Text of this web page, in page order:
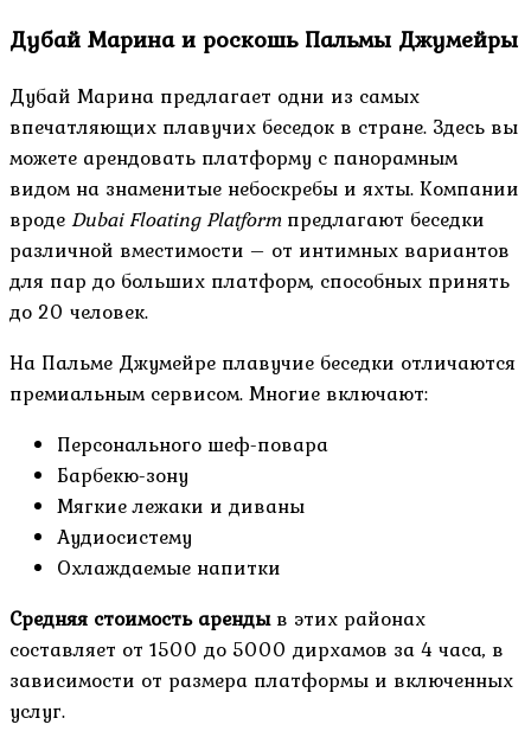
Дубай Марина и роскошь Пальмы Джумейры
Дубай Марина предлагает одни из самых
впечатляющих плавучих беседок в стране. Здесь вы
можете арендовать платформу с панорамным
видом на знаменитые небоскребы и яхты. Компании
вродеDubai Floating Platformпредлагают беседки
различной вместимости – от интимных вариантов
для пар до больших платформ, способных принять
до 20 человек.
На Пальме Джумейре плавучие беседки отличаются
премиальным сервисом. Многие включают:
Персонального шеф-повара
Барбекю-зону
Мягкие лежаки и диваны
Аудиосистему
Охлаждаемые напитки
Средняя стоимость арендыв этих районах
составляет от 1500 до 5000 дирхамов за 4 часа, в
зависимости от размера платформы и включенных
услуг.